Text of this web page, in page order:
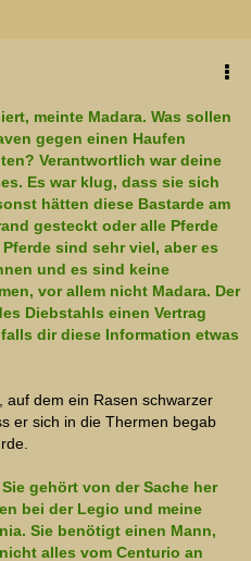
meinte Madara. Was sollen
gegen einen Haufen
Verantwortlich war deine
Es war klug, dass sie sich
hätten diese Bastarde am
gesteckt oder alle Pferde
sind sehr viel, aber es
und es sind keine
vor allem nicht Madara. Der
Diebstahls einen Vertrag
dir diese Information etwas
auf dem ein Rasen schwarzer
er sich in die Thermen begab
gehört von der Sache her
bei der Legio und meine
Sie benötigt einen Mann,
alles vom Centurio an